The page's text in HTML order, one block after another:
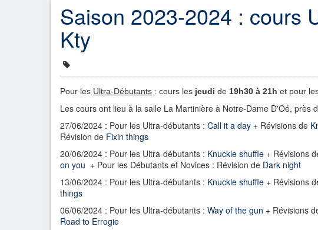
Saison 2023-2024 : cours
Kty
Pour les Ultra-Débutants : cours les jeudi de 19h30 à 21h et pour
Les cours ont lieu à la salle La Martinière à Notre-Dame D'Oé, près
27/06/2024 : Pour les Ultra-débutants : Call it a day + Révisions de
Révision de Fixin things
20/06/2024 : Pour les Ultra-débutants : Knuckle shuffle + Révisions
on you + Pour les Débutants et Novices : Révision de Dark night
13/06/2024 : Pour les Ultra-débutants : Knuckle shuffle + Révisions
things
06/06/2024 : Pour les Ultra-débutants : Way of the gun + Révisions
Road to Errogie